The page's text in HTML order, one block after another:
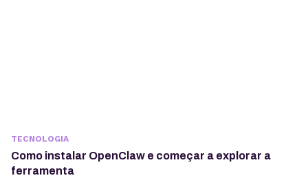
TECNOLOGIA
Como instalar OpenClaw e começar a explorar a
ferramenta